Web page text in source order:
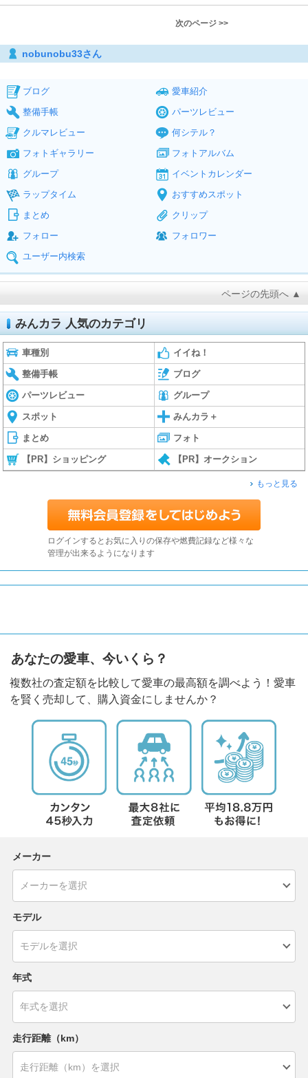
次のページ >>
nobunobu33さん
ブログ
愛車紹介
整備手帳
パーツレビュー
クルマレビュー
何シテル？
フォトギャラリー
フォトアルバム
グループ
イベントカレンダー
ラップタイム
おすすめスポット
まとめ
クリップ
フォロー
フォロワー
ユーザー内検索
ページの先頭へ ▲
みんカラ 人気のカテゴリ
車種別 イイね！
整備手帳 ブログ
パーツレビュー グループ
スポット みんカラ＋
まとめ フォト
【PR】ショッピング 【PR】オークション
もっと見る
ログインするとお気に入りの保存や燃費記録など様々な
管理が出来るようになります
あなたの愛車、今いくら？
複数社の査定額を比較して愛車の最高額を調べよう！愛車
を賢く売却して、購入資金にしませんか？
メーカー
モデル
年式
走行距離（km）